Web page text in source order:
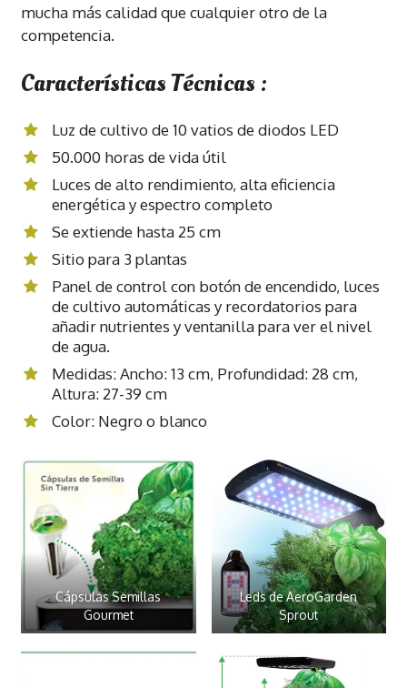
mucha más calidad que cualquier otro de la
competencia.
Características Técnicas :
Luz de cultivo de 10 vatios de diodos LED
50.000 horas de vida útil
Luces de alto rendimiento, alta eficiencia
energética y espectro completo
Se extiende hasta 25 cm
Sitio para 3 plantas
Panel de control con botón de encendido, luces
de cultivo automáticas y recordatorios para
añadir nutrientes y ventanilla para ver el nivel
de agua.
Medidas: Ancho: 13 cm, Profundidad: 28 cm,
Altura: 27-39 cm
Color: Negro o blanco
Cápsulas Semillas
Gourmet
Leds de AeroGarden
Sprout